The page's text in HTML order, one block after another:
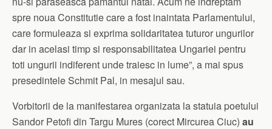
spre noua Constitutie care a fost inaintata Parlamentului,
care formuleaza si exprima solidaritatea tuturor ungurilor
dar in acelasi timp si responsabilitatea Ungariei pentru
toti ungurii indiferent unde traiesc in lume”, a mai spus
presedintele Schmit Pal, in mesajul sau.
Vorbitorii de la manifestarea organizata la statuia poetului
Sandor Petofi din Targu Mures (corect Mircurea Ciuc) au